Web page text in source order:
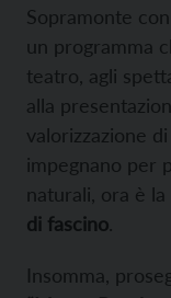
Sopramonte
un programma
teatro, agli
alla
valorizzazione
impegnano per
naturali, ora è la
di fascino.
Insomma,